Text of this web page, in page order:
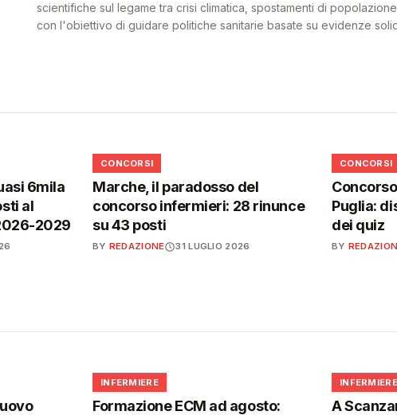
scientifiche sul legame tra crisi climatica, spostamenti di popolazione
con l'obiettivo di guidare politiche sanitarie basate su evidenze
6mila
al
2029
📋
CONCORSI
Marche, il paradosso del
concorso infermieri: 28 rinunce
su 43 posti
BY REDAZIONE 31 LUGLIO 2026
📋
CONCORSI
Puglia:
dei quiz
BY
🩺
INFERMIERE
Formazione ECM ad agosto:
🩺
INFERMIERE
A